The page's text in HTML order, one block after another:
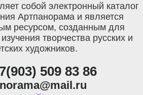
собой электронный каталог
Артпанорама и является
ресурсом, созданным для
творчества русских и
художников.
509 83 86